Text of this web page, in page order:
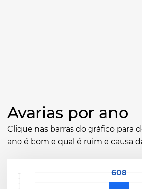
Avarias por ano
Clique nas barras do gráfico para
ano é bom e qual é ruim e causa